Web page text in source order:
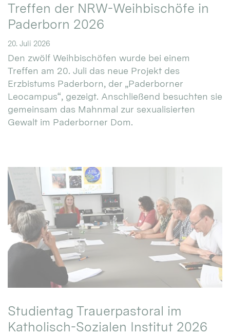
Treffen der NRW-Weihbischöfe in
Paderborn 2026
20. Juli 2026
Den zwölf Weihbischöfen wurde bei einem
Treffen am 20. Juli das neue Projekt des
Erzbistums Paderborn, der „Paderborner
Leocampus“, gezeigt. Anschließend besuchten sie
gemeinsam das Mahnmal zur sexualisierten
Gewalt im Paderborner Dom.
Studientag Trauerpastoral im
Katholisch-Sozialen Institut 2026